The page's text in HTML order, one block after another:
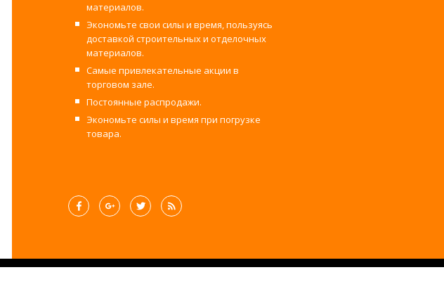
материалов.
Экономьте свои силы и время, пользуясь
доставкой строительных и отделочных
материалов.
Самые привлекательные акции в
торговом зале.
Постоянные распродажи.
Экономьте силы и время при погрузке
товара.